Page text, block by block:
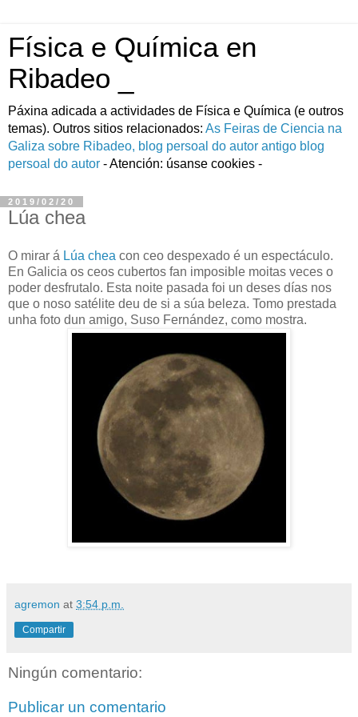
Física e Química en
Ribadeo _
Páxina adicada a actividades de Fí­sica e Quí­mica (e outros
temas). Outros sitios relacionados: As Feiras de Ciencia na
Galiza sobre Ribadeo, blog persoal do autor antigo blog
persoal do autor - Atención: úsanse cookies -
2019/02/20
Lúa chea
O mirar á Lúa chea con ceo despexado é un espectáculo.
En Galicia os ceos cubertos fan imposible moitas veces o
poder desfrutalo. Esta noite pasada foi un deses días nos
que o noso satélite deu de si a súa beleza. Tomo prestada
unha foto dun amigo, Suso Fernández, como mostra.
agremon at 3:54 p.m.
Compartir
Ningún comentario:
Publicar un comentario